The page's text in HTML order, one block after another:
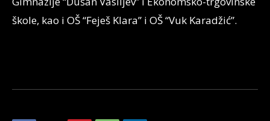
škole, kao i OŠ “Feješ Klara” i OŠ “Vuk Karadžić”.